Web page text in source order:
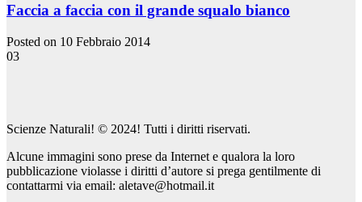
Faccia a faccia con il grande squalo bianco
Posted on 10 Febbraio 2014
03
Scienze Naturali! © 2024! Tutti i diritti riservati.
Alcune immagini sono prese da Internet e qualora la loro
pubblicazione violasse i diritti d’autore si prega gentilmente di
contattarmi via email: aletave@hotmail.it